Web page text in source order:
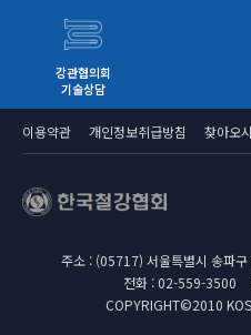
강관협의회
기술상담
이용약관 개인정보취급방침 찾아오
주소 : (05717) 서울특별시 송파
전화 : 02-559-3500
COPYRIGHT©2010